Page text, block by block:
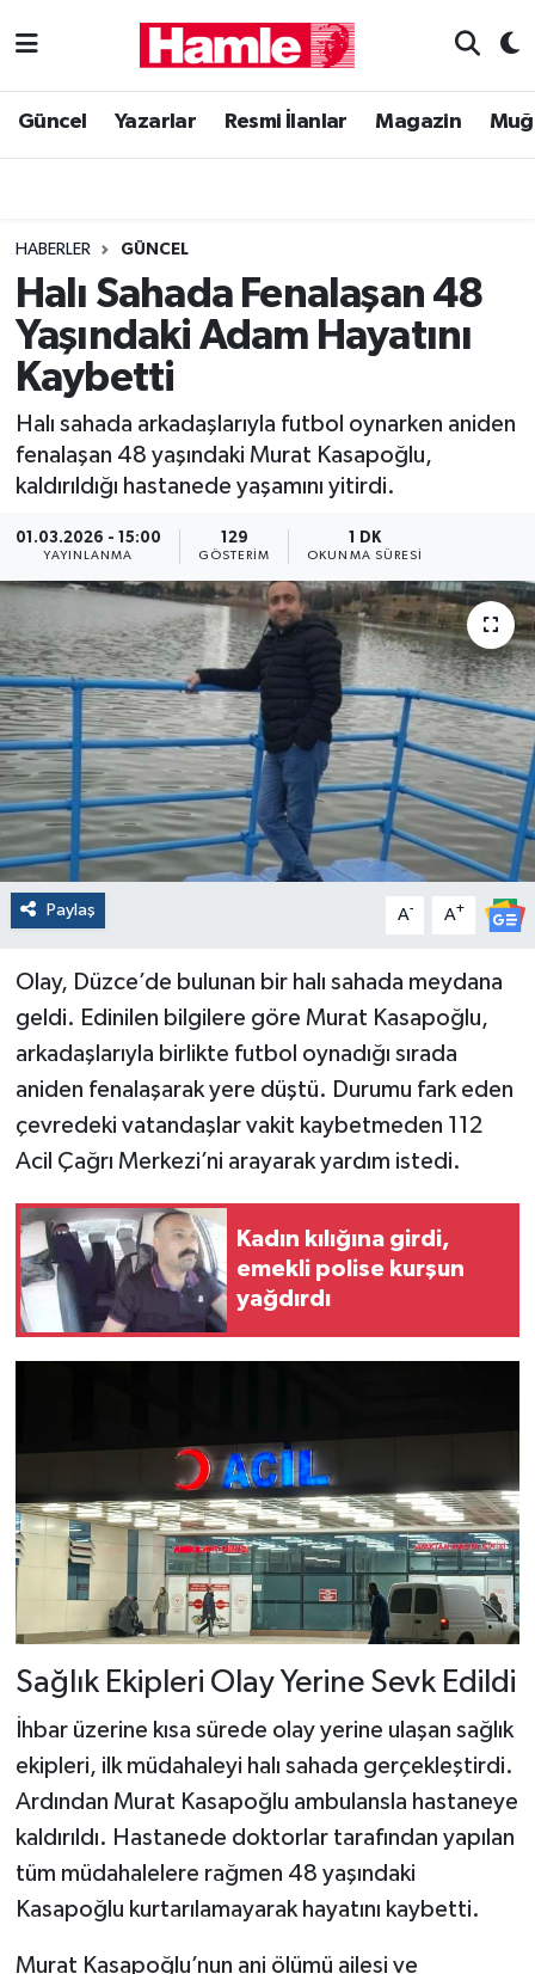
Güncel Yazarlar Resmi İlanlar Magazin
HABERLER GÜNCEL
Halı Sahada Fenalaşan 48
Yaşındaki Adam Hayatını
Kaybetti
Halı sahada arkadaşlarıyla futbol oynarken aniden
fenalaşan 48 yaşındaki Murat Kasapoğlu,
kaldırıldığı hastanede yaşamını yitirdi.
01.03.2026 - 15:00
YAYINLANMA
129
GÖSTERIM
1 DK
OKUNMA SÜRESI
Paylaş A- A+
Olay, Düzce’de bulunan bir halı sahada meydana
geldi. Edinilen bilgilere göre Murat Kasapoğlu,
arkadaşlarıyla birlikte futbol oynadığı sırada
aniden fenalaşarak yere düştü. Durumu fark eden
çevredeki vatandaşlar vakit kaybetmeden 112
Acil Çağrı Merkezi’ni arayarak yardım istedi.
Kadın kılığına girdi,
emekli polise kurşun
yağdırdı
Sağlık Ekipleri Olay Yerine Sevk Edildi
İhbar üzerine kısa sürede olay yerine ulaşan sağlık
ekipleri, ilk müdahaleyi halı sahada gerçekleştirdi.
Ardından Murat Kasapoğlu ambulansla hastaneye
kaldırıldı. Hastanede doktorlar tarafından yapılan
tüm müdahalelere rağmen 48 yaşındaki
Kasapoğlu kurtarılamayarak hayatını kaybetti.
Murat Kasapoğlu’nun ani ölümü ailesi ve
Güncel
Magazin
Muğla Haber
Siyaset
Muğla Nöbetçi Eczaneler
Muğla Trafik Yoğunluk Haritası
Süper Lig Puan Durumu ve Fikstür
Tüm Manşetler
Son Dakika Haberleri